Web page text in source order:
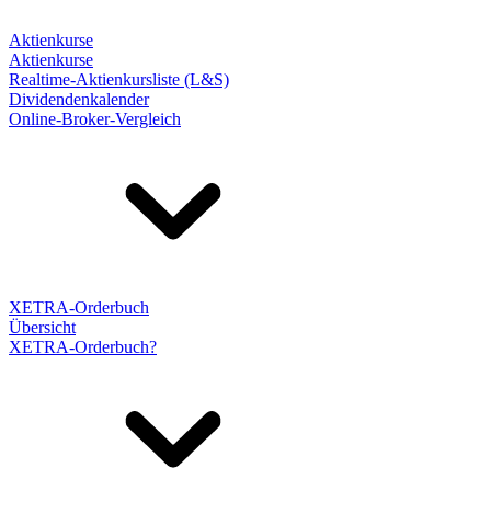
Aktienkurse
Aktienkurse
Realtime-Aktienkursliste (L&S)
Dividendenkalender
Online-Broker-Vergleich
XETRA-Orderbuch
Übersicht
XETRA-Orderbuch?